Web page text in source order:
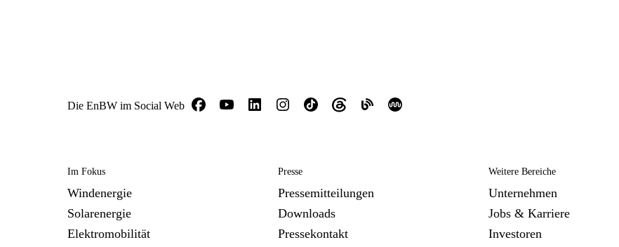
Die EnBW im Social Web
Im Fokus
Windenergie
Solarenergie
Elektromobilität
Presse
Pressemitteilungen
Downloads
Pressekontakt
Weitere Bereiche
Unternehmen
Jobs & Karriere
Investoren